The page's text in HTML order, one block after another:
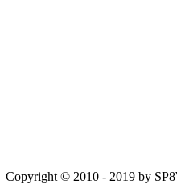
Copyright © 2010 - 2019 by